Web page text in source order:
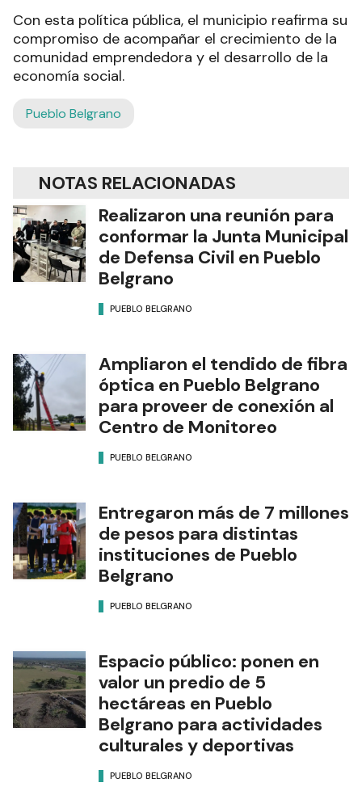
Con esta política pública, el municipio reafirma su
compromiso de acompañar el crecimiento de la
comunidad emprendedora y el desarrollo de la
economía social.
Pueblo Belgrano
NOTAS RELACIONADAS
Realizaron una reunión para
conformar la Junta Municipal
de Defensa Civil en Pueblo
Belgrano
PUEBLO BELGRANO
Ampliaron el tendido de fibra
óptica en Pueblo Belgrano
para proveer de conexión al
Centro de Monitoreo
PUEBLO BELGRANO
Entregaron más de 7 millones
de pesos para distintas
instituciones de Pueblo
Belgrano
PUEBLO BELGRANO
Espacio público: ponen en
valor un predio de 5
hectáreas en Pueblo
Belgrano para actividades
culturales y deportivas
PUEBLO BELGRANO